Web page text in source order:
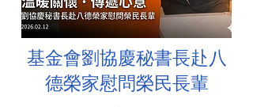
基金會劉協慶秘書長赴八
德榮家慰問榮民長輩